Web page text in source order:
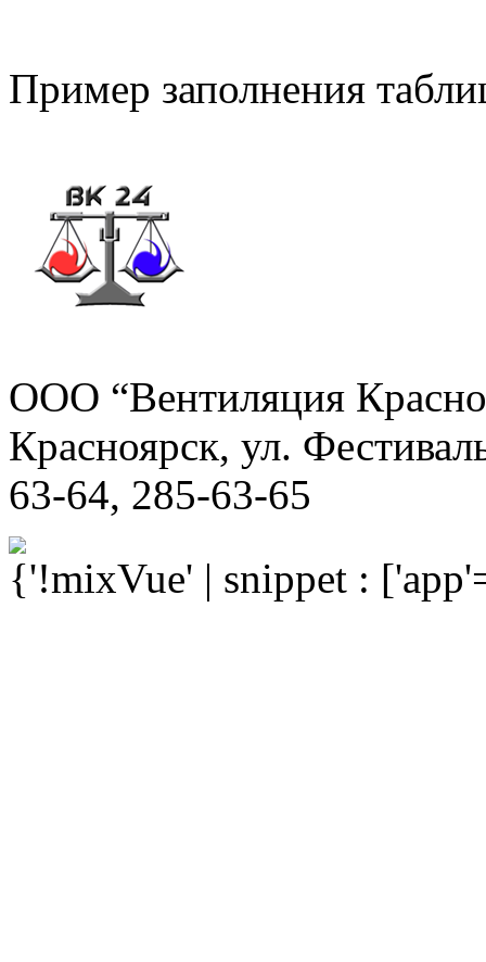
Пример заполнения
ООО “Вентиляция
Красноярск, ул.
63-64, 285-63-65
{'!mixVue' | snippet :